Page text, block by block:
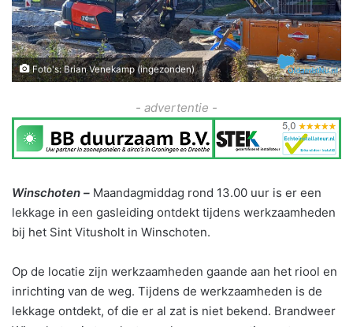
Foto's: Brian Venekamp (ingezonden)
- advertentie -
Winschoten – Maandagmiddag rond 13.00 uur is er een
lekkage in een gasleiding ontdekt tijdens werkzaamheden
bij het Sint Vitusholt in Winschoten.
Op de locatie zijn werkzaamheden gaande aan het riool en
inrichting van de weg. Tijdens de werkzaamheden is de
lekkage ontdekt, of die er al zat is niet bekend. Brandweer